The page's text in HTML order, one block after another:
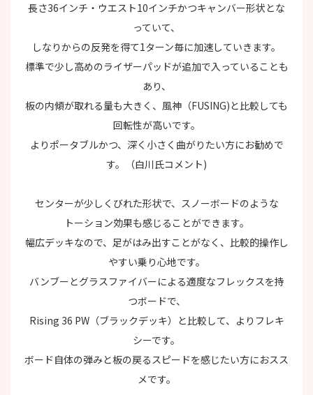
長さ36インチ・ウエスト10インチかつキャンバー形状とな
っていて、
しなりからの反発を得て1ターン毎に加速していきます。
標準で少し高めのライザーパッドが追加で入っていることも
あり、
板の内傾が取れる量も大きく、風神（FUSING)と比較しても
回転性が高いです。
よりポータブルかつ、深く小さく曲がりたい方にお勧めで
す。（白川氏コメント)
センターが少しくびれた形状で、スノーボードのような
トーション効果も感じることができます。
幅広デッキなので、足がはみ出すことがなく、比較的操作し
やすい乗り心地です。
バンブーとグラスファイバーによる適度なフレックスを持
つボードで、
Rising 36 PW（ブラックデッキ）と比較して、よりフレキ
シーです。
ボード自体の弾みと板の戻るスピードを感じたい方におスス
メです。